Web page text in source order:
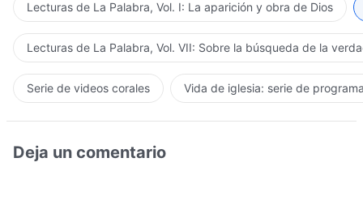
Lecturas de La Palabra, Vol. I: La aparición y obra de Dios
Lecturas de La Palabra, Vol. VII: Sobre la búsqueda de la
Serie de videos corales Vida de iglesia: serie de
Deja un comentario